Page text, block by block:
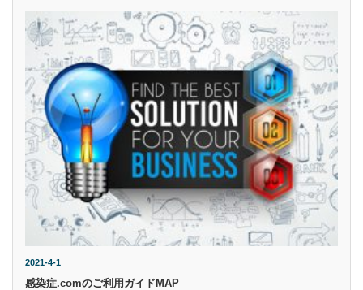
2021-4-1
感染症.comのご利用ガイドMAP